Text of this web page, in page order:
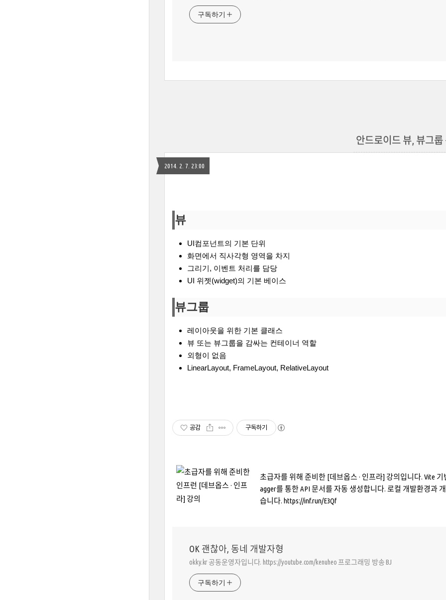
구독하기
안드로이드 뷰, 뷰그룹
2014. 2. 7. 23:00
뷰
UI컴포넌트의 기본 단위
화면에서 직사각형 영역을 차지
그리기, 이벤트 처리를 담당
UI 위젯(widget)의 기본 베이스
뷰그룹
레이아웃을 위한 기본 클래스
뷰 또는 뷰그룹을 감싸는 컨테이너 역할
외형이 없음
LinearLayout, FrameLayout, RelativeLayout
공감 구독하기
초급자를 위해 준비한 [데브옵스 · 인프라] 강의입니다. Vite
agger를 통한 API 문서를 자동 생성합니다. 로컬 개발환경과
습니다. https://inf.run/E3Qf
OK 괜찮아, 동네 개발자형
okky.kr 공동운영자입니다. https://youtube.com/kenuheo 프로그래밍 방송 BJ
구독하기